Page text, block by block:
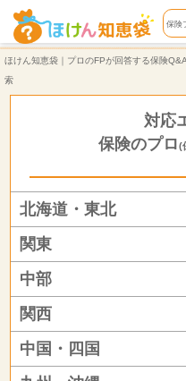
保険プランナー検索 | ほけん知恵袋
保険
ほけん知恵袋｜プロのFPが回答する保険
索
対応
保険のプロ(
北海道・東北
関東
中部
関西
中国・四国